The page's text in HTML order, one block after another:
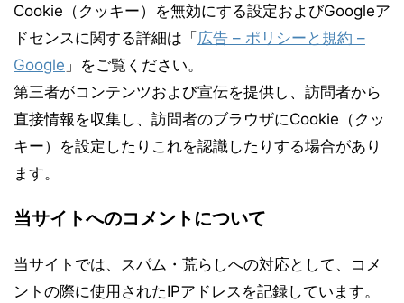
Cookie（クッキー）を無効にする設定およびGoogleア
ドセンスに関する詳細は「広告 – ポリシーと規約 –
Google 」をご覧ください。
第三者がコンテンツおよび宣伝を提供し、訪問者から
直接情報を収集し、訪問者のブラウザにCookie（クッ
キー）を設定したりこれを認識したりする場合があり
ます。
当サイトへのコメントについて
当サイトでは、スパム・荒らしへの対応として、コメ
ントの際に使用されたIPアドレスを記録しています。